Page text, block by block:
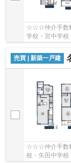
☆☆☆仲介手数
学校・宮中学校
売買 | 新築一戸建
☆☆☆仲介手数
校・矢田中学校